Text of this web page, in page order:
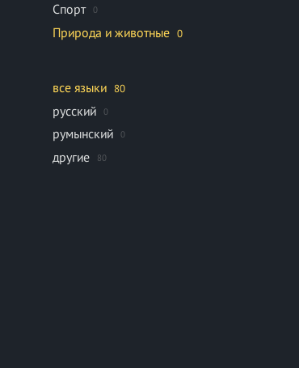
Спорт 0
Природа и животные 0
все языки 80
русский 0
румынский 0
другие 80